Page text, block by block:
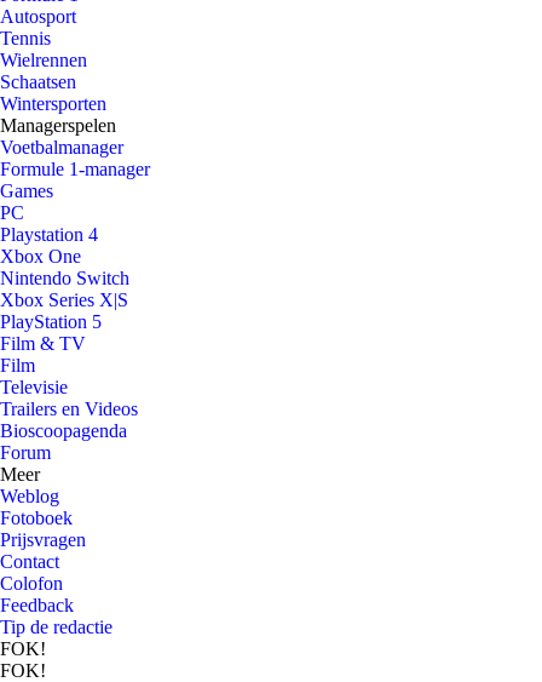
Autosport
Tennis
Wielrennen
Schaatsen
Wintersporten
Managerspelen
Voetbalmanager
Formule 1-manager
Games
PC
Playstation 4
Xbox One
Nintendo Switch
Xbox Series X|S
PlayStation 5
Film & TV
Film
Televisie
Trailers en Videos
Bioscoopagenda
Forum
Meer
Weblog
Fotoboek
Prijsvragen
Contact
Colofon
Feedback
Tip de redactie
FOK!
FOK!